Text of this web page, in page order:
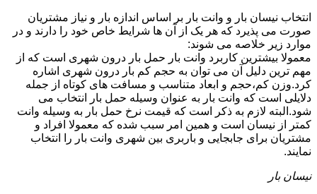
انتخاب نیسان بار و وانت بار بر اساس اندازه بار و نیاز مشتریان
صورت می پذیرد که هر یک از آن ها شرایط خاص خود را دارند و در
موارد زیر خلاصه می شوند:
معمولا بیشترین کاربرد وانت بار حمل بار درون شهری است که از
مهم ترین دلیل آن می توان به حجم کم بار درون شهری اشاره
کرد.وزن کم،حجم و ابعاد متناسب و مسافت های کوتاه از جمله
دلایلی است که وانت بار به عنوان وسیله حمل بار انتخاب می
شود.البته لازم به ذکر است که قیمت نرخ حمل بار به وسیله وانت
کمتر از نیسان است و همین امر سبب شده که معمولا افراد و
مشتریان برای جابجایی و باربری بین شهری وانت بار را انتخاب
نمایند.
نیسان بار